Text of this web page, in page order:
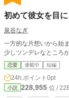
初めて彼女を目
泉谷なぎ
一方的な片想いから始まる二人の甘
恋愛 連載中 短編
24h.ポイント 0pt
小説 228,955 位 /